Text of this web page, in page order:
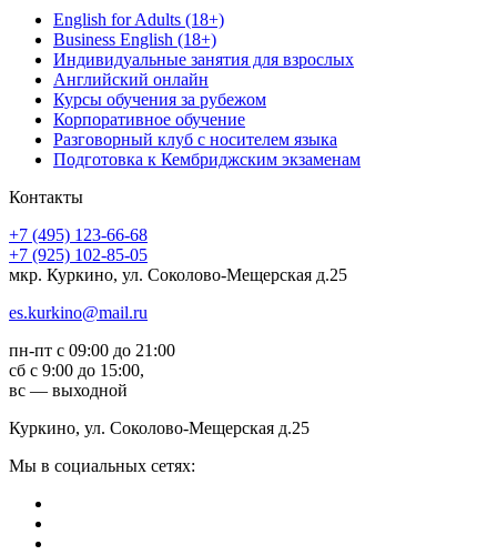
English for Adults (18+)
Business English (18+)
Индивидуальные занятия для взрослых
Английский онлайн
Курсы обучения за рубежом
Корпоративное обучение
Разговорный клуб с носителем языка
Подготовка к Кембриджским экзаменам
Контакты
+7 (495) 123-66-68
+7 (925) 102-85-05
мкр. Куркино, ул. Соколово-Мещерская д.25
es.kurkino@mail.ru
пн-пт с 09:00 до 21:00
сб с 9:00 до 15:00,
вс — выходной
Куркино, ул. Соколово-Мещерская д.25
Мы в социальных сетях: